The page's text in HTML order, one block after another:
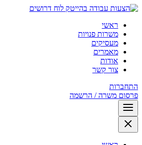
לוח דרושים
ראשי
משרות פנויות
מעסיקים
מאמרים
אודות
צור קשר
התחברות
פרסום משרה / הרשמה